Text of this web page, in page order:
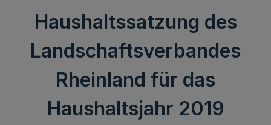
Haushaltssatzung des
Landschaftsverbandes
Rheinland für das
Haushaltsjahr 2019